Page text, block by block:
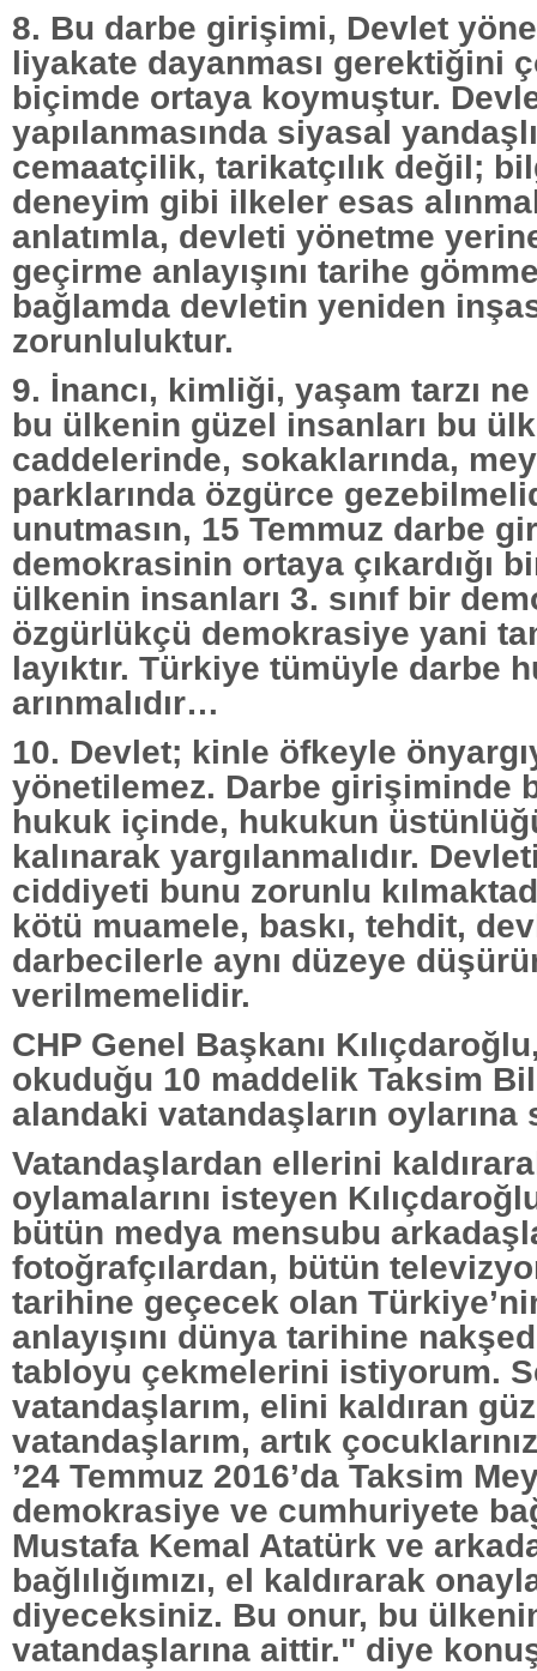
8. Bu darbe girişimi, Devlet
liyakate dayanması gerektiğini
biçimde ortaya koymuştur.
yapılanmasında siyasal
cemaatçilik, tarikatçılık değil;
deneyim gibi ilkeler esas
anlatımla, devleti yönetme
geçirme anlayışını tarihe
bağlamda devletin yeniden
zorunluluktur.
9. İnancı, kimliği, yaşam tarzı
bu ülkenin güzel insanları bu
caddelerinde, sokaklarında,
parklarında özgürce
unutmasın, 15 Temmuz darbe
demokrasinin ortaya çıkardığı
ülkenin insanları 3. sınıf bir
özgürlükçü demokrasiye yani
layıktır. Türkiye tümüyle darbe
arınmalıdır…
10. Devlet; kinle öfkeyle
yönetilemez. Darbe girişiminde
hukuk içinde, hukukun
kalınarak yargılanmalıdır.
ciddiyeti bunu zorunlu
kötü muamele, baskı, tehdit,
darbecilerle aynı düzeye
verilmemelidir.
CHP Genel Başkanı
okuduğu 10 maddelik Taksim
alandaki vatandaşların oylarına
Vatandaşlardan ellerini
oylamalarını isteyen
bütün medya mensubu
fotoğrafçılardan, bütün
tarihine geçecek olan
anlayışını dünya tarihine
tabloyu çekmelerini istiyorum.
vatandaşlarım, elini kaldıran
vatandaşlarım, artık
’24 Temmuz 2016’da Taksim
demokrasiye ve cumhuriyete
Mustafa Kemal Atatürk ve
bağlılığımızı, el kaldırarak
diyeceksiniz. Bu onur, bu
vatandaşlarına aittir." diye